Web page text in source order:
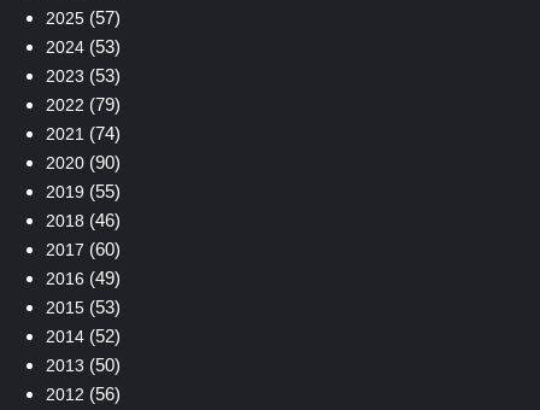
2025(57)
2024(53)
2023 (53)
2022 (79)
2021 (74)
2020(90)
2019 (55)
2018 (46)
2017 (60)
2016 (49)
2015(53)
2014(52)
2013 (50)
2012 (56)